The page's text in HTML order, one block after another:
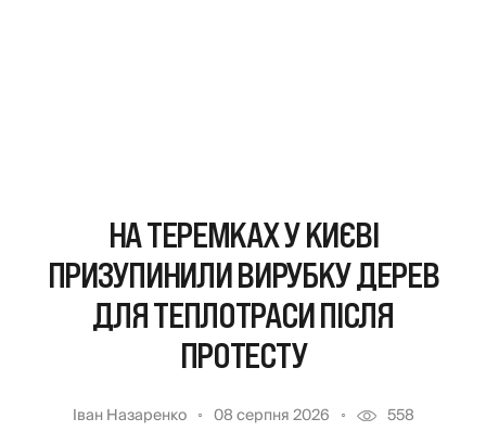
НА ТЕРЕМКАХ У КИЄВІ
ПРИЗУПИНИЛИ ВИРУБКУ ДЕРЕВ
ДЛЯ ТЕПЛОТРАСИ ПІСЛЯ
ПРОТЕСТУ
Іван Назаренко 08 серпня 2026 558